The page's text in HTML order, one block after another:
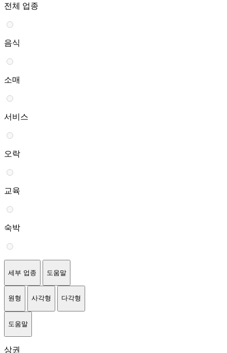
전체 업종
음식
소매
서비스
오락
교육
숙박
세부 업종 도움말
원형 사각형 다각형
도움말
상권